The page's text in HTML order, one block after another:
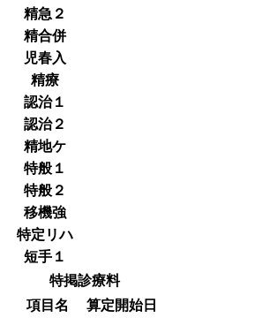
精急２
精合併
児春入
精療
認治１
認治２
精地ケ
特般１
特般２
移機強
特定リハ
短手１
特掲診療料
項目名
算定開始日